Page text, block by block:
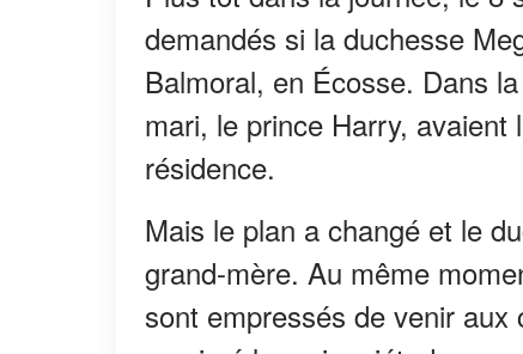
demandés si la duchesse
Balmoral, en Écosse. Dans
mari, le prince Harry,
résidence.
Mais le plan a changé et le
grand-mère. Au même
sont empressés de venir